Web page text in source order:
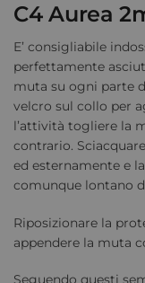
C4 Aurea
E’ consigliabile
perfettamente
muta su ogni parte
velcro sul collo per
l’attività togliere la
contrario.
ed esternamente e
comunque lontano
Riposizionare la
appendere la muta
Seguendo questi